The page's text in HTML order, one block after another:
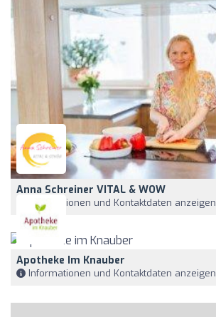
Anna Schreiner VITAL & WOW
Informationen und Kontaktdaten anzeigen
Apotheke Im Knauber
Informationen und Kontaktdaten anzeigen